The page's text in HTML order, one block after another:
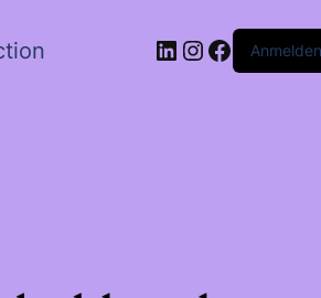
LinkedIn
Instagram
Anmelden